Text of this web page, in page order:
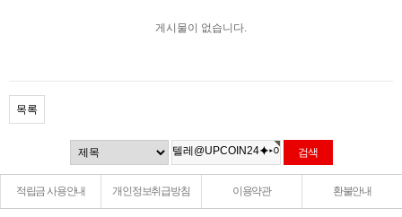
게시물이 없습니다.
목록
적립금 사용안내 개인정보취급방침 이용약관 환불안내